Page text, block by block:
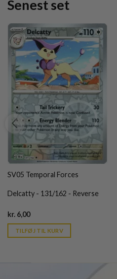
Senest set
SV05 Temporal Forces
Delcatty - 131/162 - Reverse
kr. 6,00Current
is:
kr. 39,95.
TILFØJ TIL KURV